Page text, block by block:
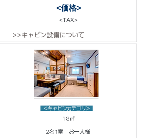
<価格>
<TAX>
>>キャビン設備について
<キャビンカテゴリ>
18㎡
2名1室 お一人様